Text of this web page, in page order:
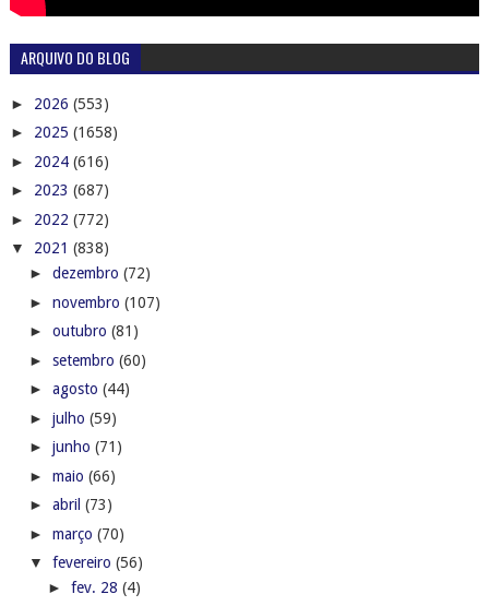
ARQUIVO DO BLOG
► 2026 (553)
► 2025 (1658)
► 2024 (616)
► 2023 (687)
► 2022 (772)
▼ 2021 (838)
► dezembro (72)
► novembro (107)
► outubro (81)
► setembro (60)
► agosto (44)
► julho (59)
► junho (71)
► maio (66)
► abril (73)
► março (70)
▼ fevereiro (56)
► fev. 28 (4)